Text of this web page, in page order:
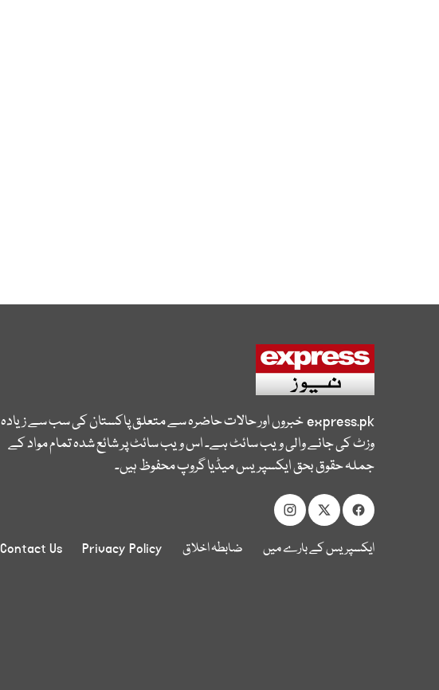
express.pkخبروں اور حالات حاضرہ سے متعلق پاکستان کی سب سے زیادہ
وزٹ کی جانے والی ویب سائٹ ہے۔ اس ویب سائٹ پر شائع شدہ تمام مواد کے
جملہ حقوق بحق ایکسپریس میڈیا گروپ محفوظ ہیں۔
ایکسپریس کے بارے میں ضابطہ اخلاق Privacy Policy
Contact Us